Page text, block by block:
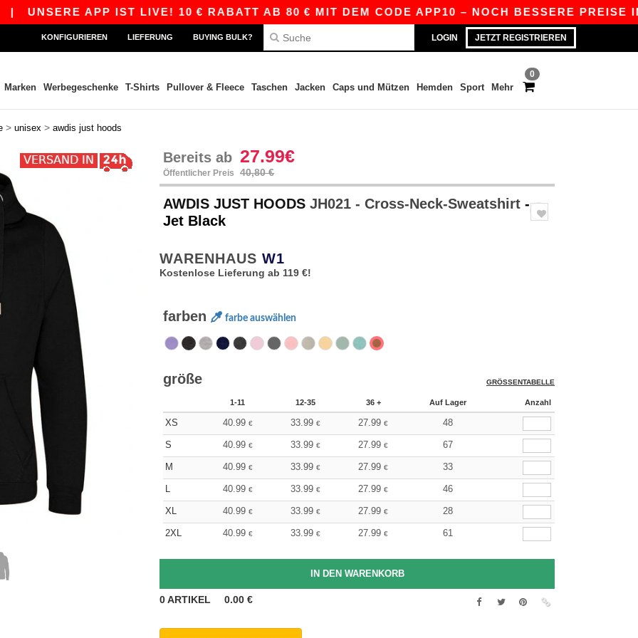
APP IST LIVE! 10 € RABATT AB 80 € MIT DEM CODE APP10 – NOCH BESSERE PREISE IN DER
LOGIN JETZT REGISTRIEREN
KONFIGURIEREN LIEFERUNG BUYING BULK?
0
Marken Werbegeschenke T-Shirts Pullover & Fleece Taschen Jacken Caps und Mützen Hemden Sport Mehr
> unisex > awdis just hoods
Bereits ab 27.99€
Öffentlicher Preis 40,80 €
AWDIS JUST HOODS JH021 - Cross-Neck-Sweatshirt -
Jet Black
WARENHAUS W1
Kostenlose Lieferung ab 119 €!
farben farbe auswählen
größe GRÖSSENTABELLE
1-11 12-35 36 + Auf Lager Anzahl
XS 40.99 € 33.99 € 27.99 € 48
S 40.99 € 33.99 € 27.99 € 67
M 40.99 € 33.99 € 27.99 € 33
L 40.99 € 33.99 € 27.99 € 46
XL 40.99 € 33.99 € 27.99 € 28
2XL 40.99 € 33.99 € 27.99 € 61
0ARTIKEL 0.00 €